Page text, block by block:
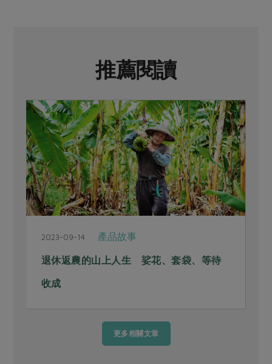
推薦閱讀
2023-09-14 產品故事
退休返農的山上人生 娑花、套袋、等待
收成
更多相關文章